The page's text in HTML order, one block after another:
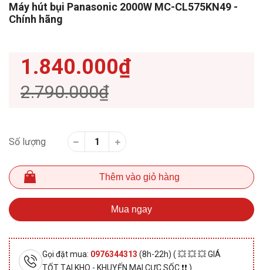
Máy hút bụi Panasonic 2000W MC-CL575KN49 -
Chính hãng
1.840.000₫
2.790.000₫
Số lượng
Thêm vào giỏ hàng
Mua ngay
Gọi đặt mua: 0976344313 (8h-22h) ( 💥 💥 💥 GIÁ
TỐT TẠI KHO - KHUYẾN MẠI CỰC SỐC ❗❗ )